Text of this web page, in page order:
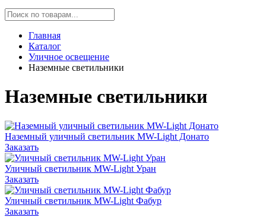
Главная
Каталог
Уличное освещение
Наземные светильники
Наземные светильники
Наземный уличный светильник MW-Light Донато
Заказать
Уличный светильник MW-Light Уран
Заказать
Уличный светильник MW-Light Фабур
Заказать